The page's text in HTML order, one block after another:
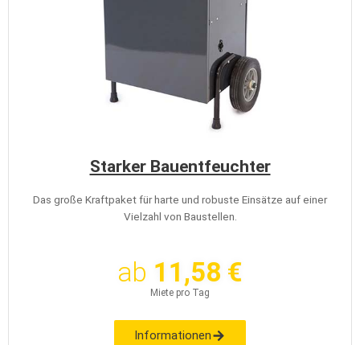
Starker Bauentfeuchter
Das große Kraftpaket für harte und robuste Einsätze auf einer
Vielzahl von Baustellen.
ab 11,58 €
Miete pro Tag
Informationen